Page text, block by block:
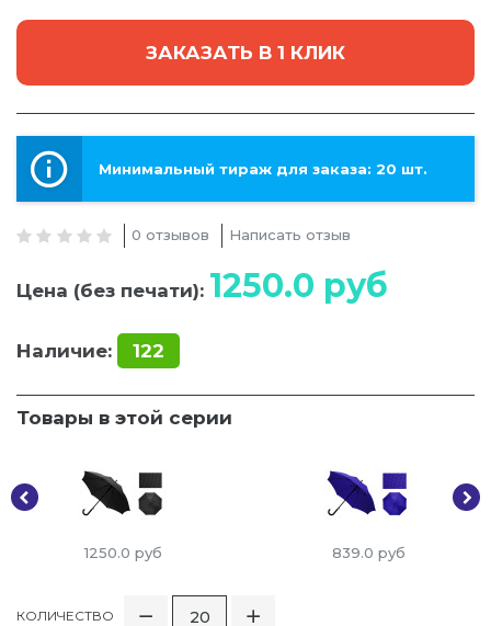
ЗАКАЗАТЬ В 1 КЛИК
Минимальный тираж для заказа: 20 шт.
0 отзывов Написать отзыв
Цена (без печати): 1250.0 руб
Наличие: 122
Товары в этой серии
1250.0 руб 839.0 руб
КОЛИЧЕСТВО